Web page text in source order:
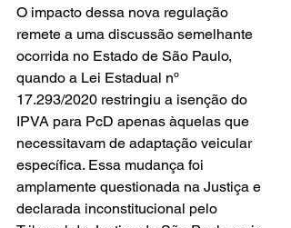
O impacto dessa nova regulação
remete a uma discussão semelhante
ocorrida no Estado de São Paulo,
quando a Lei Estadual nº
17.293/2020 restringiu a isenção do
IPVA para PcD apenas àquelas que
necessitavam de adaptação veicular
específica. Essa mudança foi
amplamente questionada na Justiça e
declarada inconstitucional pelo